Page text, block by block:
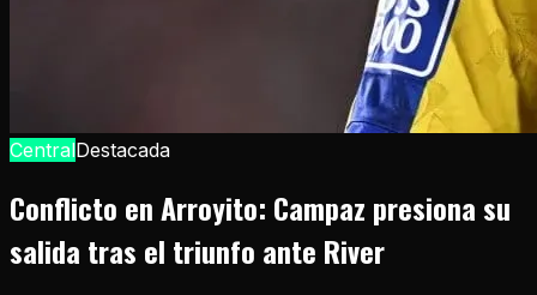
CentralDestacada
Conflicto en Arroyito: Campaz presiona su
salida tras el triunfo ante River